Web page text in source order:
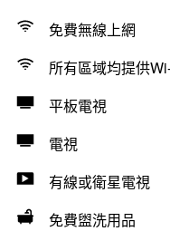
免費無線上網
所有區域均提供
平板電視
電視
有線或衛星電視
免費盥洗用品